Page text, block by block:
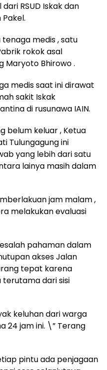
RSUD Iskak dan
medis , satu
rokok asal
Maryoto Bhirowo .
medis saat ini dirawat
sakit Iskak
di rusunawa IAIN.
belum keluar , Ketua
Tulungagung ini
yang lebih dari satu
lainya masih dalam
jam malam ,
melakukan evaluasi
pahaman dalam
akses Jalan
tepat karena
dari sisi
keluhan dari warga
24 jam ini. \” Terang
pintu ada penjagaan